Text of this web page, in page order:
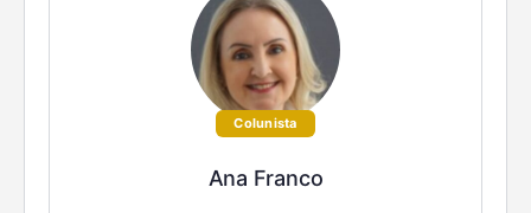
Colunista
Ana Franco